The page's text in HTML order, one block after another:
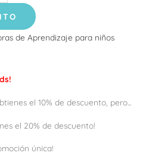
de Aprendizaje para niños
el 10% de descuento, pero...
el 20% de descuento!
única!